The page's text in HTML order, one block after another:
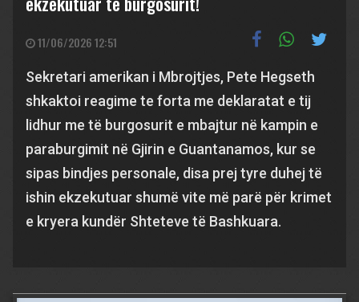
11/06/2026 12:51
Sekretari amerikan i Mbrojtjes, Pete Hegseth
shkaktoi reagime te forta me deklaratat e tij
lidhur me të burgosurit e mbajtur në kampin e
paraburgimit në Gjirin e Guantanamos, kur se
sipas bindjes personale, disa prej tyre duhej të
ishin ekzekutuar shumë vite më parë për krimet
e kryera kundër Shteteve të Bashkuara.